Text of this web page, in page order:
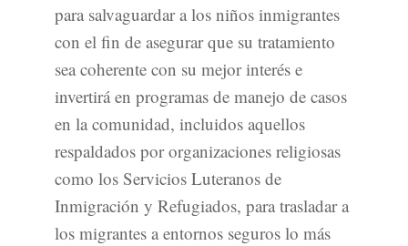
para salvaguardar a los niños inmigrantes
con el fin de asegurar que su tratamiento
sea coherente con su mejor interés e
invertirá en programas de manejo de casos
en la comunidad, incluidos aquellos
respaldados por organizaciones religiosas
como los Servicios Luteranos de
Inmigración y Refugiados, para trasladar a
los migrantes a entornos seguros lo más